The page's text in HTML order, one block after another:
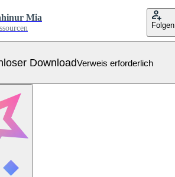
Mia
Folgen
DownloadVerweis erforderlich